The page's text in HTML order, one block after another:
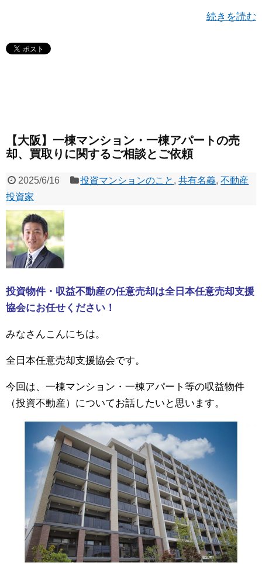
続きを読む
【大阪】一棟マンション・一棟アパートの売
却、買取りに関するご相談とご依頼
2025/6/16 投資マンションのこと ,共有名義,不動産
投資家
投資物件・収益不動産の任意売却は全日本任意売却支援
協会にお任せください！
みなさんこんにちは。
全日本任意売却支援協会です。
今回は、一棟マンション・一棟アパート等の収益物件
（投資不動産）についてお話したいと思います。